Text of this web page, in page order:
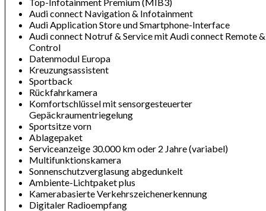
Audi connect Navigation & Infotainment
Audi Application Store und Smartphone-Interface
Audi connect Notruf & Service mit Audi connect Remote &
Control
Datenmodul Europa
Kreuzungsassistent
Sportback
Rückfahrkamera
Komfortschlüssel mit sensorgesteuerter
Gepäckraumentriegelung
Sportsitze vorn
Ablagepaket
Serviceanzeige 30.000 km oder 2 Jahre (variabel)
Multifunktionskamera
Sonnenschutzverglasung abgedunkelt
Ambiente-Lichtpaket plus
Kamerabasierte Verkehrszeichenerkennung
Digitaler Radioempfang